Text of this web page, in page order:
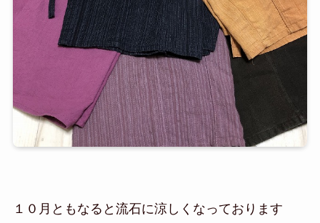
１０月ともなると流石に涼しくなっております